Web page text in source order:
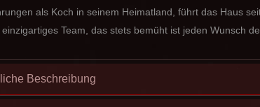
als Koch in seinem Heimatland, führt das Haus
Team, das stets bemüht ist jeden Wunsch
Beschreibung